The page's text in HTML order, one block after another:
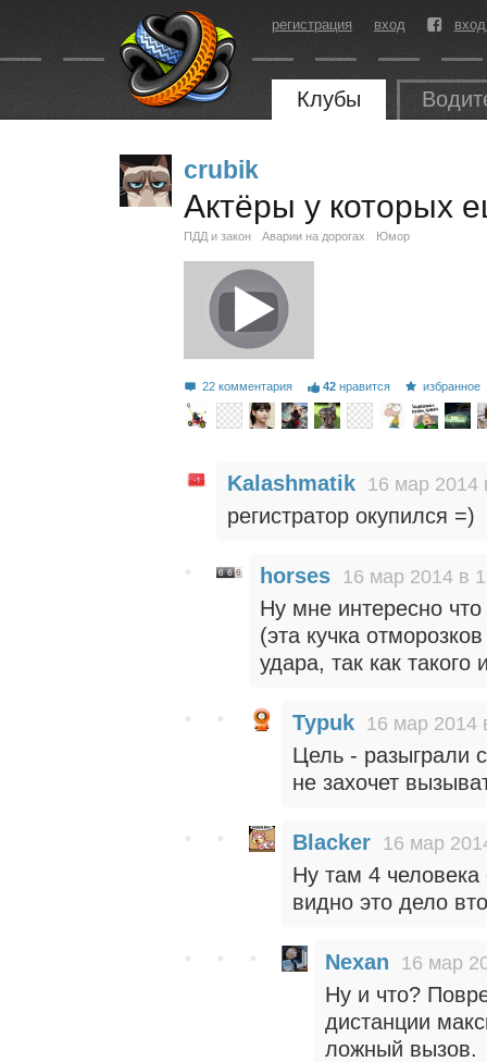
регистрация вход
Клубы
crubik
Актёры у которых
ПДД и закон Аварии на дорогах Юмор
22 комментария 42 нравится избранное
Kalashmatik 16 мар 2014
регистратор окупился =)
horses 16 мар 2014 в
Ну мне интересно
(эта кучка
удара, так как
Typuk 16 мар 2014
Цель - разыграли
не захочет
Blacker 16 мар
Ну там 4
видно это дело
Nexan 16 мар
Ну и что?
дистанции
ложный вызов.